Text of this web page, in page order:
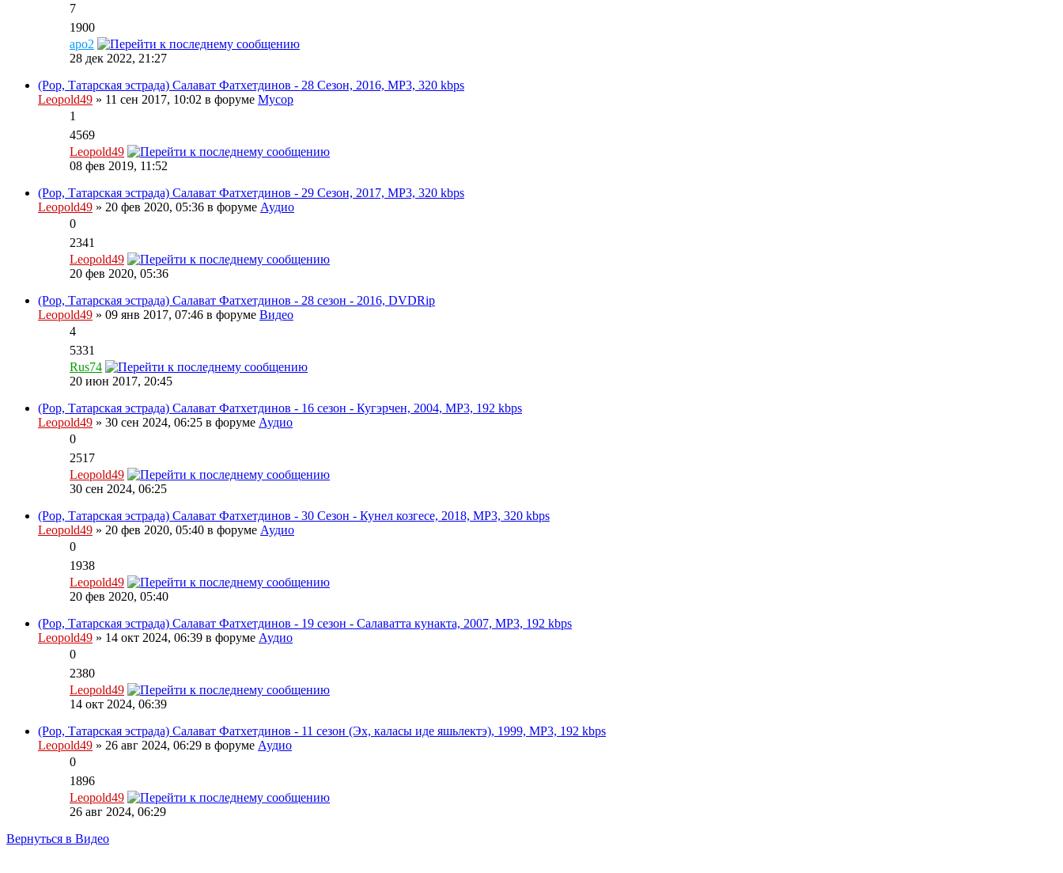
7
1900
apo2
28 дек 2022, 21:27
(Pop, Татарская эстрада) Салават Фатхетдинов - 28 Сезон, 2016, MP3, 320 kbps
Leopold49 » 11 сен 2017, 10:02 в форуме Мусор
1
4569
Leopold49
08 фев 2019, 11:52
(Pop, Татарская эстрада) Салават Фатхетдинов - 29 Сезон, 2017, MP3, 320 kbps
Leopold49 » 20 фев 2020, 05:36 в форуме Аудио
0
2341
Leopold49
20 фев 2020, 05:36
(Pop, Татарская эстрада) Салават Фатхетдинов - 28 сезон - 2016, DVDRip
Leopold49 » 09 янв 2017, 07:46 в форуме Видео
4
5331
Rus74
20 июн 2017, 20:45
(Pop, Татарская эстрада) Салават Фатхетдинов - 16 сезон - Кугэрчен, 2004, MP3, 192 kbps
Leopold49 » 30 сен 2024, 06:25 в форуме Аудио
0
2517
Leopold49
30 сен 2024, 06:25
(Pop, Татарская эстрада) Салават Фатхетдинов - 30 Сезон - Кунел козгесе, 2018, MP3, 320 kbps
Leopold49 » 20 фев 2020, 05:40 в форуме Аудио
0
1938
Leopold49
20 фев 2020, 05:40
(Pop, Татарская эстрада) Салават Фатхетдинов - 19 сезон - Салаватта кунакта, 2007, MP3, 192 kbps
Leopold49 » 14 окт 2024, 06:39 в форуме Аудио
0
2380
Leopold49
14 окт 2024, 06:39
(Pop, Татарская эстрада) Салават Фатхетдинов - 11 сезон (Эх, каласы иде яшьлектэ), 1999, MP3, 192 kbps
Leopold49 » 26 авг 2024, 06:29 в форуме Аудио
0
1896
Leopold49
26 авг 2024, 06:29
Вернуться в Видео